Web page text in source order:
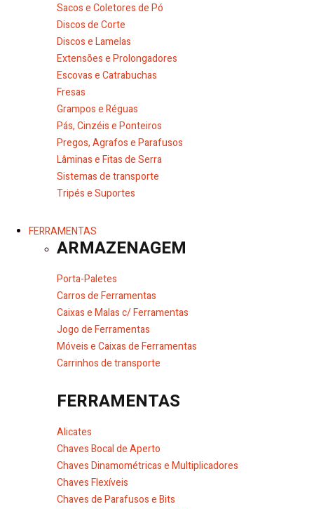
Sacos e Coletores de Pó
Discos de Corte
Discos e Lamelas
Extensões e Prolongadores
Escovas e Catrabuchas
Fresas
Grampos e Réguas
Pás, Cinzéis e Ponteiros
Pregos, Agrafos e Parafusos
Lâminas e Fitas de Serra
Sistemas de transporte
Tripés e Suportes
FERRAMENTAS
ARMAZENAGEM
Porta-Paletes
Carros de Ferramentas
Caixas e Malas c/ Ferramentas
Jogo de Ferramentas
Móveis e Caixas de Ferramentas
Carrinhos de transporte
FERRAMENTAS
Alicates
Chaves Bocal de Aperto
Chaves Dinamométricas e Multiplicadores
Chaves Flexíveis
Chaves de Parafusos e Bits